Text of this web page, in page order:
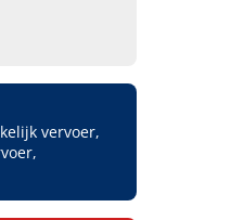
vervoer